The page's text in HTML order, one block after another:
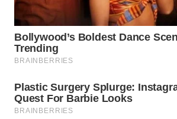
WAHANA
UMKM
SELEB